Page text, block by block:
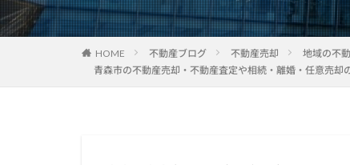
HOME 不動産ブログ 不動産売却 地域の不
青森市の不動産売却・不動産査定や相続・離婚・任意売却